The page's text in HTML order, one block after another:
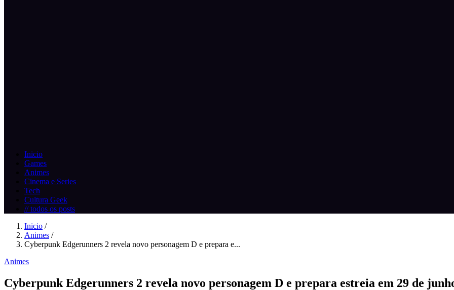
Inicio
Games
Animes
Cinema e Series
Tech
Cultura Geek
// todos os posts
Inicio /
Animes /
Cyberpunk Edgerunners 2 revela novo personagem D e prepara e...
Animes
Cyberpunk Edgerunners 2 revela novo personagem D e prepara estreia em 29 de